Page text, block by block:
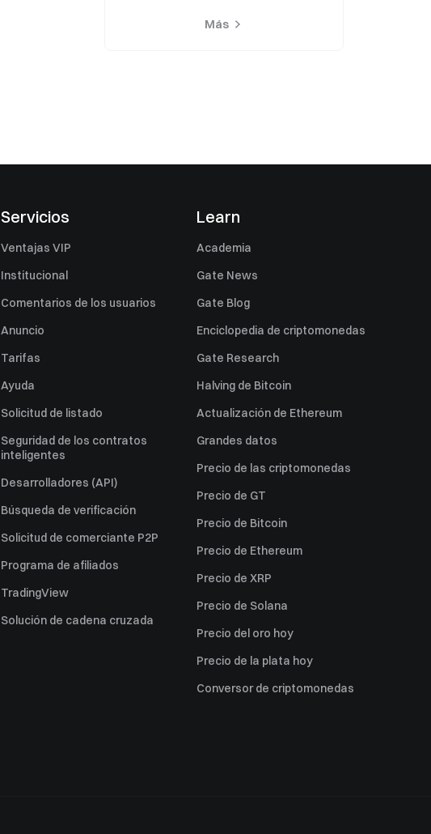
Más
Servicios
Ventajas VIP
Institucional
Comentarios de los usuarios
Anuncio
Tarifas
Ayuda
Solicitud de listado
Seguridad de los contratos
inteligentes
Desarrolladores (API)
Búsqueda de verificación
Solicitud de comerciante P2P
Programa de afiliados
TradingView
Solución de cadena cruzada
Learn
Academia
Gate News
Gate Blog
Enciclopedia de criptomonedas
Gate Research
Halving de Bitcoin
Actualización de Ethereum
Grandes datos
Precio de las criptomonedas
Precio de GT
Precio de Bitcoin
Precio de Ethereum
Precio de XRP
Precio de Solana
Precio del oro hoy
Precio de la plata hoy
Conversor de criptomonedas